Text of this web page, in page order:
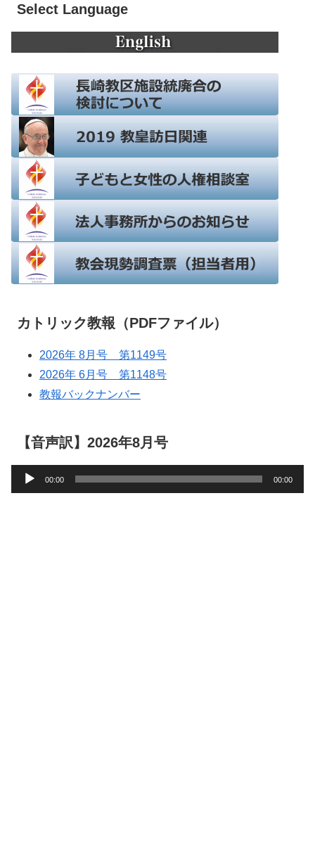
Select Language
カトリック教報（PDFファイル）
2026年 8月号 第1149号
2026年 6月号 第1148号
教報バックナンバー
【音声訳】2026年8月号
声
00:00 00:00